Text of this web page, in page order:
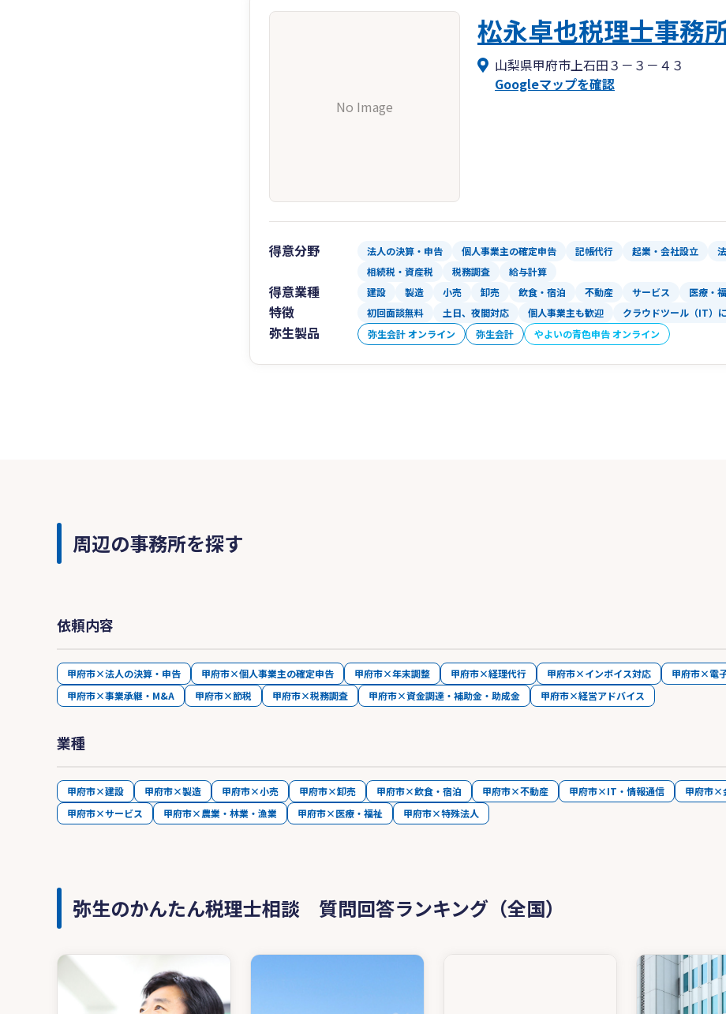
No Image
松永卓也税理士事務
山梨県甲府市上石田３－３－４３
Googleマップを確認
得意分野 法人の決算・申告 個人事業主の確定申告 記帳代行 起業・会社設立
相続税・資産税
税務調査 給与計算
得意業種 建設 製造 小売 卸売 飲食・宿泊 不動産 サービス 医療・
特徴 初回面談無料 土日、夜間対応 個人事業主も歓迎 クラウドツール（IT）
弥生製品 弥生会計 オンライン 弥生会計 やよいの青色申告 オンライン
周辺の事務所を探す
依頼内容
甲府市×法人の決算・申告 甲府市×個人事業主の確定申告 甲府市×年末調整 甲府市×経理代行 甲府市×インボイス対応 甲府市×電
甲府市×事業承継・M&A
甲府市×節税 甲府市×税務調査 甲府市×資金調達・補助金・助成金 甲府市×経営アドバイス
業種
甲府市×建設 甲府市×製造 甲府市×小売 甲府市×卸売 甲府市×飲食・宿泊 甲府市×不動産 甲府市×IT・情報通信 甲府市×
甲府市×サービス
甲府市×農業・林業・漁業 甲府市×医療・福祉 甲府市×特殊法人
弥生のかんたん税理士相談 質問回答ランキング（全国）